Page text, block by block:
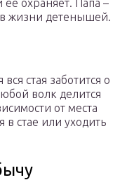
ее охраняет. Папа –
в жизни детенышей.
стая заботится о
волк делится
от места
в стае или уходить